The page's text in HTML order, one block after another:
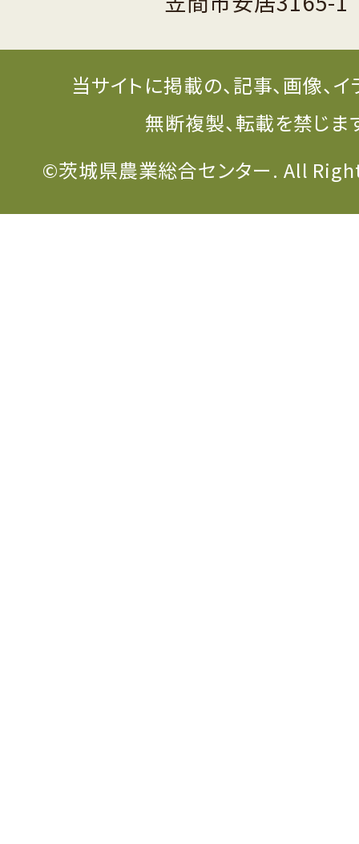
当サイトに掲載の、記事、画像、
無断複製、転載を禁じま
©茨城県農業総合センター. All